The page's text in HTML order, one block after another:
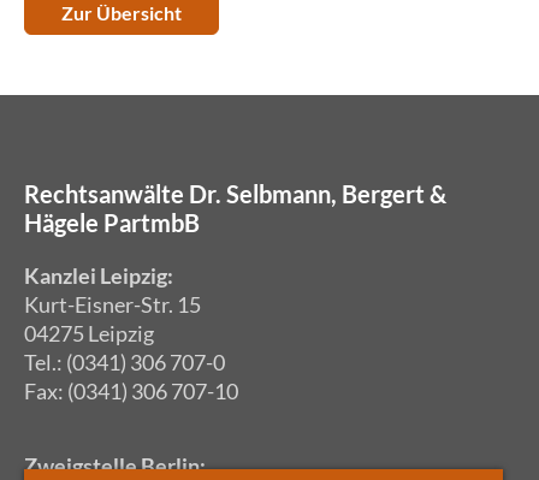
Zur Übersicht
Rechtsanwälte Dr. Selbmann, Bergert &
Hägele PartmbB
Kanzlei Leipzig:
Kurt-Eisner-Str. 15
04275 Leipzig
Tel.: (0341) 306 707-0
Fax: (0341) 306 707-10
Zweigstelle Berlin: